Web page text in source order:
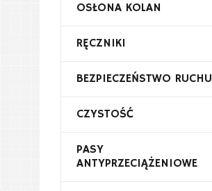
OSŁONA KOLAN
RĘCZNIKI
BEZPIECZEŃSTWO RUCHU
CZYSTOŚĆ
PASY
ANTYPRZECIĄŻENIOWE